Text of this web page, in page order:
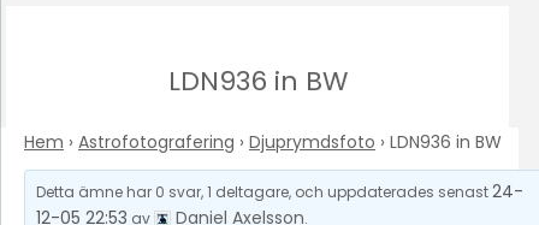
LDN936 in BW
Hem › Astrofotografering › Djuprymdsfoto › LDN936 in BW
Detta ämne har 0 svar, 1 deltagare, och uppdaterades senast24-
12-05 22:53 av Daniel Axelsson.